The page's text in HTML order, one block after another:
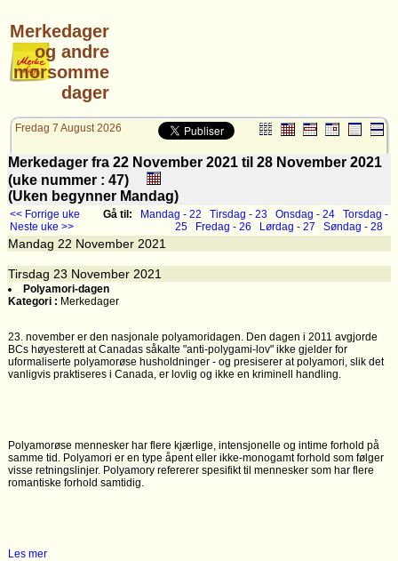
Merkedager
og andre
morsomme
dager
Fredag 7 August 2026
Merkedager fra 22 November 2021 til 28 November 2021
(uke nummer : 47)
(Uken begynner Mandag)
<< Forrige uke
Neste uke >>
Gå til: Mandag - 22 Tirsdag - 23 Onsdag - 24
Torsdag -
25
Fredag - 26 Lørdag - 27 Søndag - 28
Mandag 22 November 2021
Tirsdag 23 November 2021
Polyamori-dagen
Kategori : Merkedager
23. november er den nasjonale polyamoridagen. Den dagen i 2011 avgjorde
BCs høyesterett at Canadas såkalte "anti-polygami-lov" ikke gjelder for
uformaliserte polyamorøse husholdninger - og presiserer at polyamori, slik det
vanligvis praktiseres i Canada, er lovlig og ikke en kriminell handling.
Polyamorøse mennesker har flere kjærlige, intensjonelle og intime forhold på
samme tid. Polyamori er en type åpent eller ikke-monogamt forhold som følger
visse retningslinjer. Polyamory refererer spesifikt til mennesker som har flere
romantiske forhold samtidig.
Les mer